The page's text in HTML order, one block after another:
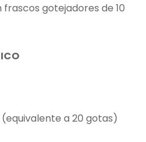
gotejadores de 10
a 20 gotas)